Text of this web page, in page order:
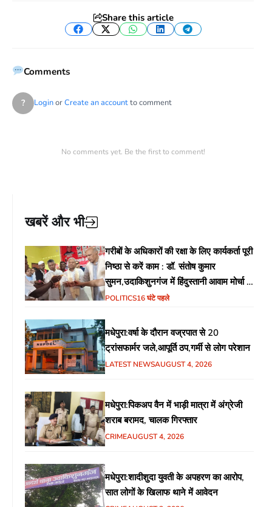
Share this article
Facebook
TwitterWhatsApp
LinkedInTelegram
Comments
? LoginorCreate an accountto comment
No comments yet. Be the first to comment!
खबरें और भी
गरीबों के अधिकारों की रक्षा के लिए कार्यकर्ता पूरी
निष्ठा से करें काम : डॉ. संतोष कुमार
सुमन,उदाकिशुनगंज में हिंदुस्तानी आवाम मोर्चा के
गरीब चौपाल में शिक्षा, स्वास्थ्य, रोजगार समेत
POLITICS16 घंटे पहले
मधेपुरा:वर्षा के दौरान वज्रपात से 20
ट्रांसफार्मर जले,आपूर्ति ठप,गर्मी से लोग परेशान
LATEST NEWSAUGUST 4, 2026
मधेपुरा:पिकअप वैन में भाड़ी मात्रा में अंग्रेजी
शराब बरामद, चालक गिरफ्तार
CRIMEAUGUST 4, 2026
मधेपुरा:शादीशुदा युवती के अपहरण का आरोप,
सात लोगों के खिलाफ थाने में आवेदन